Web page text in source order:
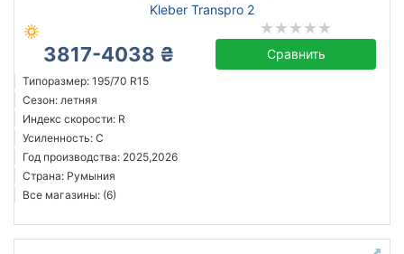
Kleber Transpro 2
3817-4038 ₴ Сравнить
Типоразмер: 195/70 R15
Сезон: летняя
Индекс скорости: R
Усиленность: C
Год производства: 2025,2026
Страна: Румыния
Все магазины: (6)